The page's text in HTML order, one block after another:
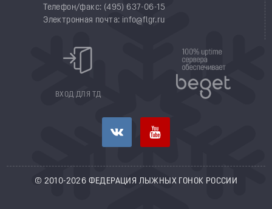
Телефон/факс: (495) 637-06-15
Электронная почта: info@flgr.ru
ВХОД ДЛЯ ТД
© 2010-2026 ФЕДЕРАЦИЯ ЛЫЖНЫХ ГОНОК РОССИИ